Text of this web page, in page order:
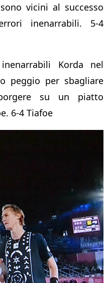
vicini al successo
inenarrabili. 5-4
Korda nel
peggio per sbagliare
su un piatto
6-4 Tiafoe